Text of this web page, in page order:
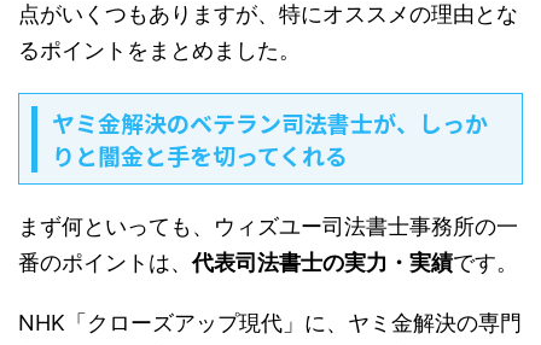
点がいくつもありますが、特にオススメの理由とな
るポイントをまとめました。
ヤミ金解決のベテラン司法書士が、しっか
りと闇金と手を切ってくれる
まず何といっても、ウィズユー司法書士事務所の一
番のポイントは、代表司法書士の実力・実績です。
NHK「クローズアップ現代」に、ヤミ金解決の専門